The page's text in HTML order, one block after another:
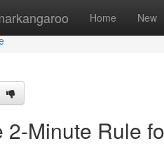
Home New
2-Minute Rule